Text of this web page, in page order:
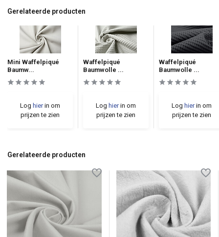
Gerelateerde producten
Mini Waffelpiqué
Baumw...
Log hierin om
prijzen te zien
Waffelpiqué
Baumwolle ...
Log hierin om
prijzen te zien
Waffelpiqué
Baumwolle ...
Log hierin om
prijzen te zien
Gerelateerde producten